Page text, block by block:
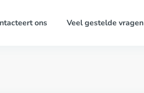
ons Veel gestelde vragen